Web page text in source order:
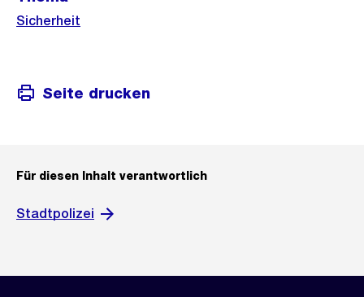
Sicherheit
Seite drucken
Für diesen Inhalt verantwortlich
Stadtpolizei